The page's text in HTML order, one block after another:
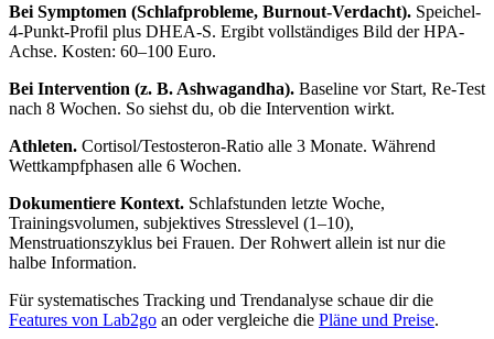
Bei Symptomen (Schlafprobleme, Burnout-Verdacht). Speichel-
4-Punkt-Profil plus DHEA-S. Ergibt vollständiges Bild der HPA-
Achse. Kosten: 60–100 Euro.
Bei Intervention (z. B. Ashwagandha). Baseline vor Start, Re-Test
nach 8 Wochen. So siehst du, ob die Intervention wirkt.
Athleten. Cortisol/Testosteron-Ratio alle 3 Monate. Während
Wettkampfphasen alle 6 Wochen.
Dokumentiere Kontext. Schlafstunden letzte Woche,
Trainingsvolumen, subjektives Stresslevel (1–10),
Menstruationszyklus bei Frauen. Der Rohwert allein ist nur die
halbe Information.
Für systematisches Tracking und Trendanalyse schaue dir die
Features von Lab2go an oder vergleiche die Pläne und Preise.